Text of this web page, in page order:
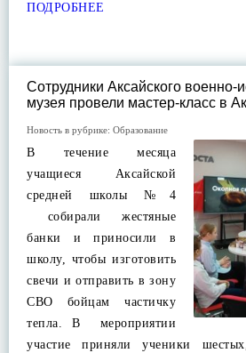
ПОДРОБНЕЕ
Сотрудники Аксайского военно-
музея провели мастер-класс в
Новость в рубрике: Образование
В течение месяца
учащиеся Аксайской
средней школы №4
собирали жестяные
банки и приносили в
школу, чтобы изготовить
свечи и отправить в зону
СВО бойцам частичку
тепла. В мероприятии
участие приняли ученики